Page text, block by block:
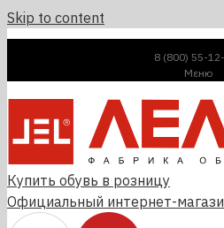
Skip to content
8 (800) 55-
Μεню
Купить обувь в розницу
Официальный интернет-